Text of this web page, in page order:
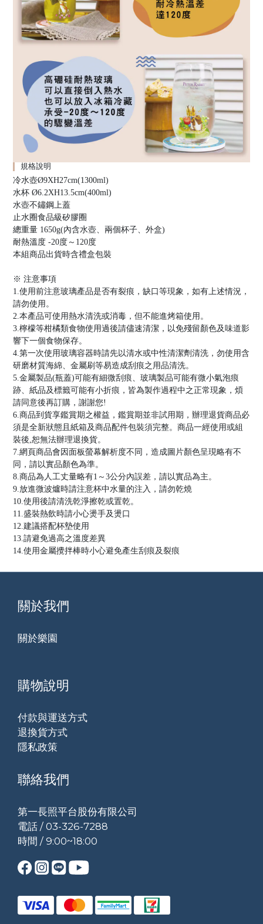
規格說明
冷水壺Ø9XH27cm(1300ml)
水杯 Ø6.2XH13.5cm(400ml)
水壺不鏽鋼上蓋
止水圈食品級矽膠圈
總重量 1650g(內含水壺、兩個杯子、外盒)
耐熱溫度 -20度～120度
本組商品出貨時含禮盒包裝
※ 注意事項
1.使用前注意玻璃產品是否有裂痕，缺口等現象，如有上述情況，
請勿使用。
2.本產品可使用熱水清洗或消毒，但不能進烤箱使用。
3.檸檬等柑橘類食物使用過後請儘速清潔，以免殘留顏色及味道影
響下一個食物保存。
4.第一次使用玻璃容器時請先以清水或中性清潔劑清洗，勿使用含
研磨材質海綿、金屬刷等易造成刮痕之用品清洗。
5.金屬製品(瓶蓋)可能有細微刮痕、玻璃製品可能有微小氣泡痕
跡、紙品及標籤可能有小折痕，皆為製作過程中之正常現象，煩
請同意後再訂購，謝謝您!
6.商品到貨享鑑賞期之權益，鑑賞期並非試用期，辦理退貨商品必
須是全新狀態且紙箱及商品配件包裝須完整。商品一經使用或組
裝後,恕無法辦理退換貨。
7.網頁商品會因面板螢幕解析度不同，造成圖片顏色呈現略有不
同，請以實品顏色為準。
8.商品為人工丈量略有1～3公分內誤差，請以實品為主。
9.放進微波爐時請注意杯中水量的注入，請勿乾燒
10.使用後請清洗乾淨擦乾或置乾。
11.盛裝熱飲時請小心燙手及燙口
12.建議搭配杯墊使用
13.請避免過高之溫度差異
14.使用金屬攪拌棒時小心避免產生刮痕及裂痕
關於我們
關於樂園
購物說明
付款與運送方式
退換貨方式
隱私政策
聯絡我們
第一長照平台股份有限公司
電話 / 03-326-7288
時間 / 9:00~18:00